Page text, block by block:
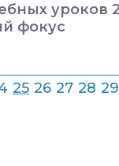
уроков
фокус
25 26 27 28 29